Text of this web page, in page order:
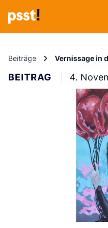
Beiträge Vernissage in
BEITRAG 4.